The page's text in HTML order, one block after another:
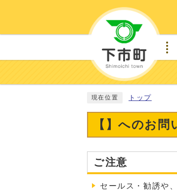
現在位置 トップ
【】へのお問
ご注意
セールス・勧誘や